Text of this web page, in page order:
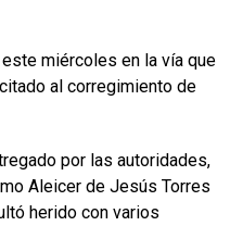
miércoles en la vía que
al corregimiento de
por las autoridades,
Aleicer de Jesús Torres
herido con varios